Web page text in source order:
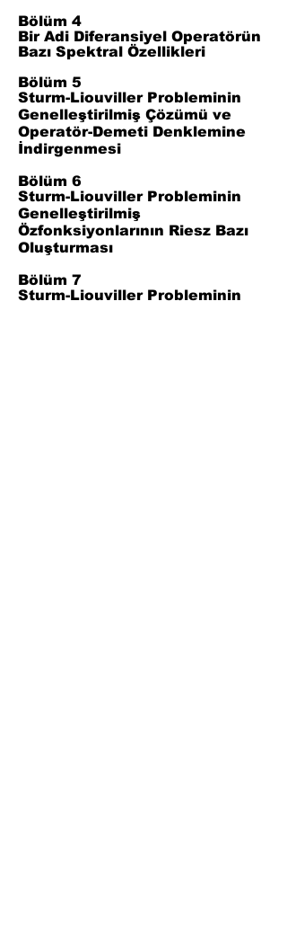
Bölüm 4
Bir Adi Diferansiyel Operatörün
Bazı Spektral Özellikleri
Bölüm 5
Sturm-Liouviller Probleminin
Genelleştirilmiş Çözümü ve
Operatör-Demeti Denklemine
İndirgenmesi
Bölüm 6
Sturm-Liouviller Probleminin
Genelleştirilmiş
Özfonksiyonlarının Riesz Bazı
Oluşturması
Bölüm 7
Sturm-Liouviller Probleminin